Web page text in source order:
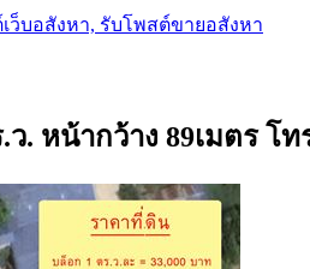
ว็บอสังหา, รับโพสต์ขายอสังหา
หน้ากว้าง 89เมตร โทร